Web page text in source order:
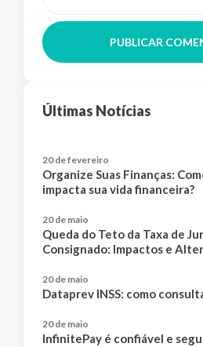
PUBLICAR
Últimas Notícias
20 de fevereiro
Organize Suas Finanças:
impacta sua vida financeira?
20 de maio
Queda do Teto da Taxa de
Consignado: Impactos e
20 de maio
Dataprev INSS: como
20 de maio
InfinitePay é confiável e